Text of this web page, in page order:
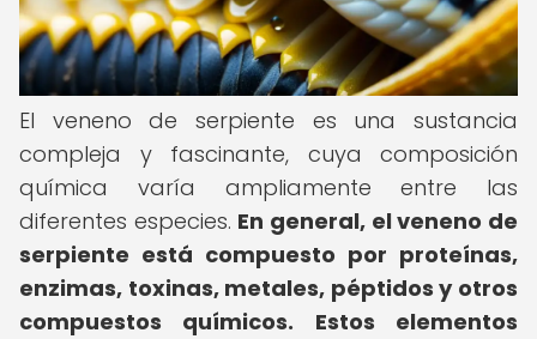
El veneno de serpiente es una sustancia
compleja y fascinante, cuya composición
química varía ampliamente entre las
diferentes especies. En general, el veneno de
serpiente está compuesto por proteínas,
enzimas, toxinas, metales, péptidos y otros
compuestos químicos.
Estos elementos